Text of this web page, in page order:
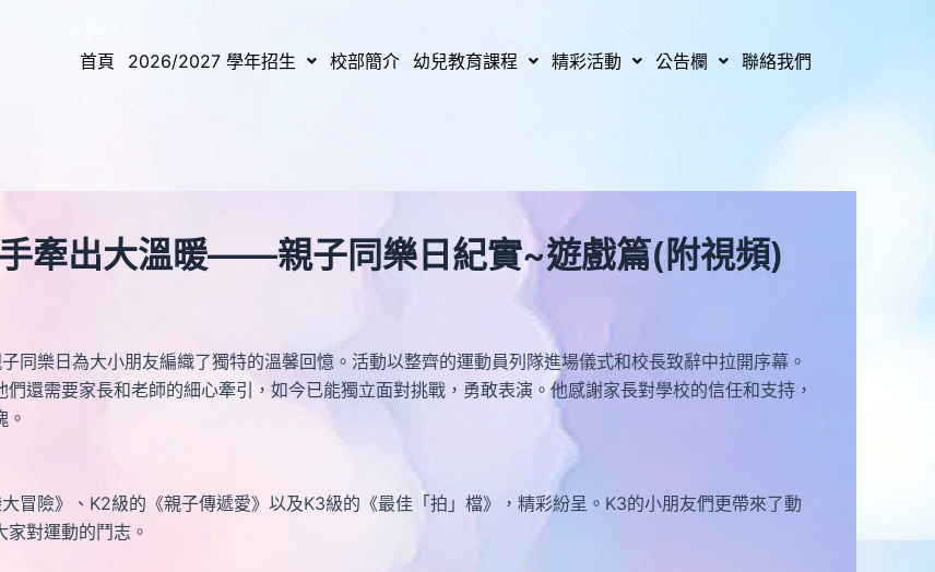
首頁 2026/2027 學年招生 校部簡介 幼兒教育課程 精彩活動 公告欄 聯絡我們
牽出大溫暖——親子同樂日紀實~遊戲篇(附視頻)
同樂日為大小朋友編織了獨特的溫馨回憶。活動以整齊的運動員列隊進場儀式和校長致辭中拉開序幕。
還需要家長和老師的細心牽引，如今已能獨立面對挑戰，勇敢表演。他感謝家長對學校的信任和支持，
險》、K2級的《親子傳遞愛》以及K3級的《最佳「拍」檔》，精彩紛呈。K3的小朋友們更帶來了動
對運動的鬥志。